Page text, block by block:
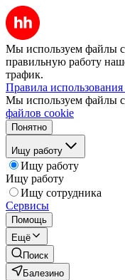
Мы используем файлы
правильную работу
трафик.
Правила
Мы используем файлы
файлов cookie
Понятно
Ищу работу
Ищу работу
Ищу работу
Ищу сотрудника
Сервисы
Помощь
Ещё
Поиск
Балезино